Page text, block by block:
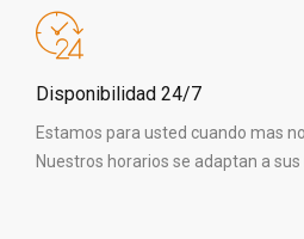
Disponibilidad 24/7
Estamos para usted cuando mas
Nuestros horarios se adaptan a